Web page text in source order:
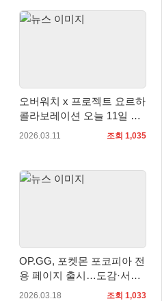
오버워치 x 프로젝트 요르하
콜라보레이션 오늘 11일 출
시
2026.03.11 조회 1,035
OP.GG, 포켓몬 포코피아 전
용 페이지 출시…도감·서식
지 정보 한눈에 확인
2026.03.18 조회 1,033